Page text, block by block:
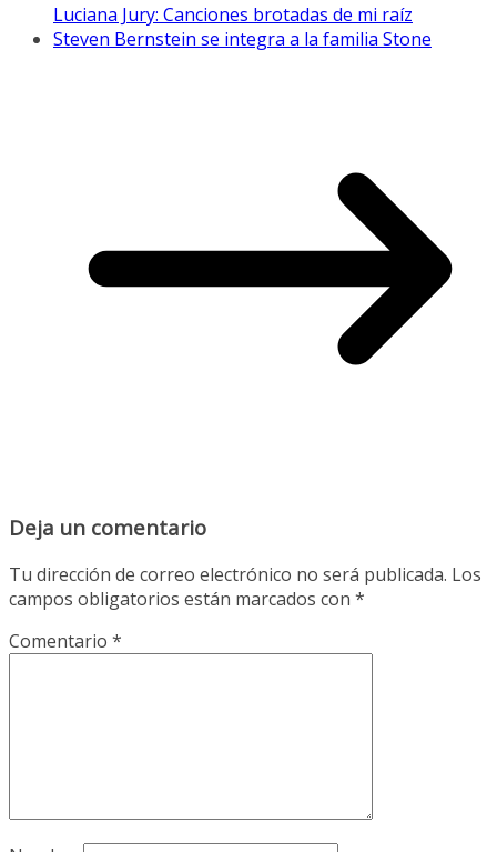
Luciana Jury: Canciones brotadas de mi raíz
Steven Bernstein se integra a la familia Stone
Deja un comentario
Tu dirección de correo electrónico no será publicada. Los
campos obligatorios están marcados con *
Comentario *